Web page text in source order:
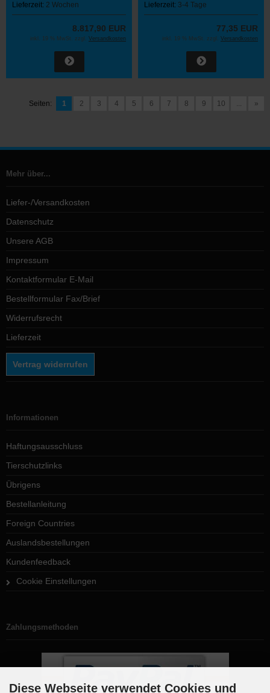
Lieferzeit: 2 Wochen
8.817,90 EUR
inkl. 19 % MwSt. zzgl. Versandkosten
Lieferzeit: 3-4 Tage
77,35 EUR
inkl. 19 % MwSt. zzgl. Versandkosten
Seiten: 1 2 3 4 5 6 7 8 9 10 ... »
Mehr über...
Liefer-/Versandkosten
Datenschutz
Unsere AGB
Impressum
Kontaktformular E-Mail
Bestellformular Fax/Brief
Widerrufsrecht
Lieferzeit
Vertrag widerrufen
Informationen
Haftungsausschluss
Tierschutzlinks
Übrigens
Bestellanleitung
Foreign Countries
Auslandsbestellungen
Kundenfeedback
Cookie Einstellungen
Zahlungsmethoden
Diese Webseite verwendet Cookies und